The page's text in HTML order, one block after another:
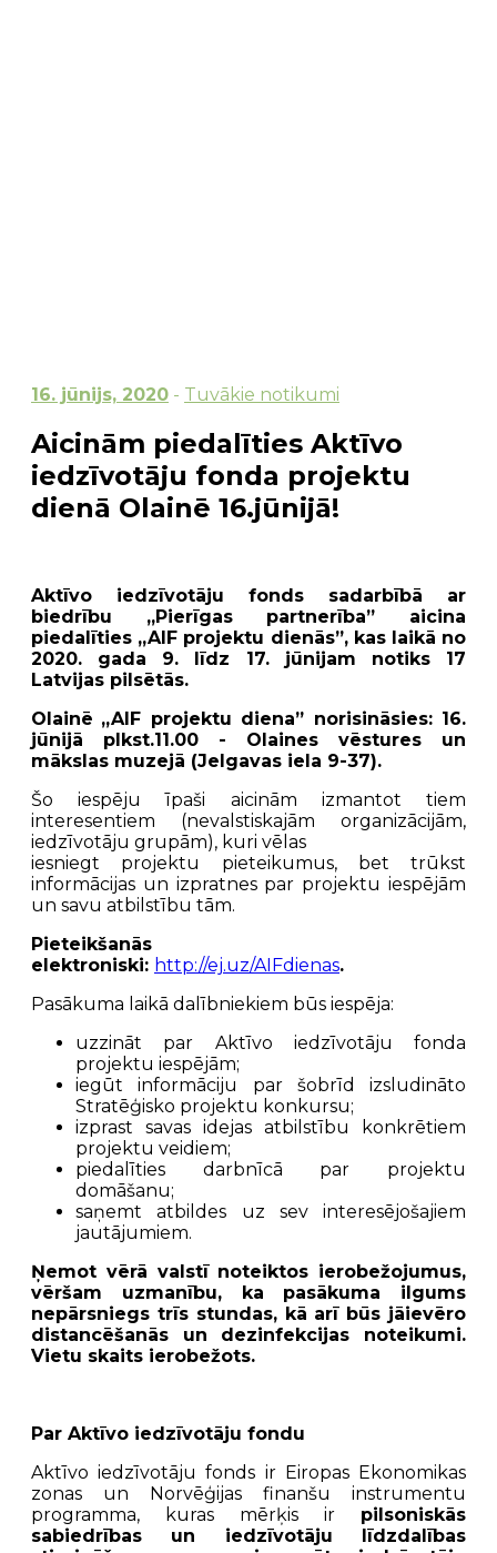
16. jūnijs, 2020 - Tuvākie notikumi
Aicinām piedalīties Aktīvo
iedzīvotāju fonda projektu
dienā Olainē 16.jūnijā!
Aktīvo iedzīvotāju fonds sadarbībā ar
biedrību „Pierīgas partnerība” aicina
piedalīties „AIF projektu dienās”, kas laikā no
2020. gada 9. līdz 17. jūnijam notiks 17
Latvijas pilsētās.
Olainē „AIF projektu diena” norisināsies: 16.
jūnijā plkst.11.00 - Olaines vēstures un
mākslas muzejā (Jelgavas iela 9-37).
Šo iespēju īpaši aicinām izmantot tiem
interesentiem (nevalstiskajām organizācijām,
iedzīvotāju grupām), kuri vēlas
iesniegt projektu pieteikumus, bet trūkst
informācijas un izpratnes par projektu iespējām
un savu atbilstību tām.
Pieteikšanās
elektroniski: http://ej.uz/AIFdienas.
Pasākuma laikā dalībniekiem būs iespēja:
uzzināt par Aktīvo iedzīvotāju fonda
projektu iespējām;
iegūt informāciju par šobrīd izsludināto
Stratēģisko projektu konkursu;
izprast savas idejas atbilstību konkrētiem
projektu veidiem;
piedalīties darbnīcā par projektu
domāšanu;
saņemt atbildes uz sev interesējošajiem
jautājumiem.
Ņemot vērā valstī noteiktos ierobežojumus,
vēršam uzmanību, ka pasākuma ilgums
nepārsniegs trīs stundas, kā arī būs jāievēro
distancēšanās un dezinfekcijas noteikumi.
Vietu skaits ierobežots.
Par Aktīvo iedzīvotāju fondu
Aktīvo iedzīvotāju fonds ir Eiropas Ekonomikas
zonas un Norvēģijas finanšu instrumentu
programma, kuras mērķis ir pilsoniskās
sabiedrības un iedzīvotāju līdzdalības